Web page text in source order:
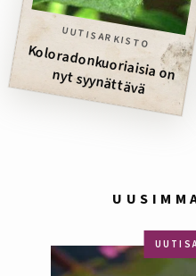
UUTISARKISTO
Koloradonkuoriaisia on nyt syynättävä